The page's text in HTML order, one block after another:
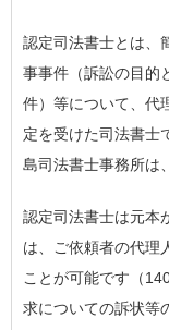
認定司法書士とは、
事事件（訴訟の目的
件）等について、代
定を受けた司法書士
島司法書士事務所は
認定司法書士は元本
は、ご依頼者の代理
ことが可能です（
求についての訴状等